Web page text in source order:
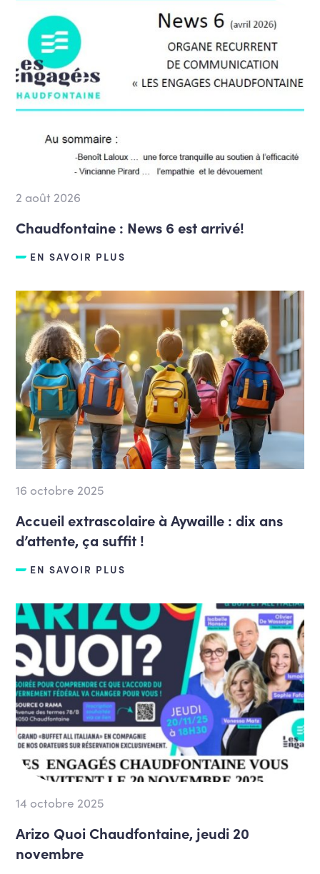
2 août 2026
Chaudfontaine : News 6 est arrivé!
EN SAVOIR PLUS
16 octobre 2025
Accueil extrascolaire à Aywaille : dix ans
d’attente, ça suffit !
EN SAVOIR PLUS
14 octobre 2025
Arizo Quoi Chaudfontaine, jeudi 20
novembre